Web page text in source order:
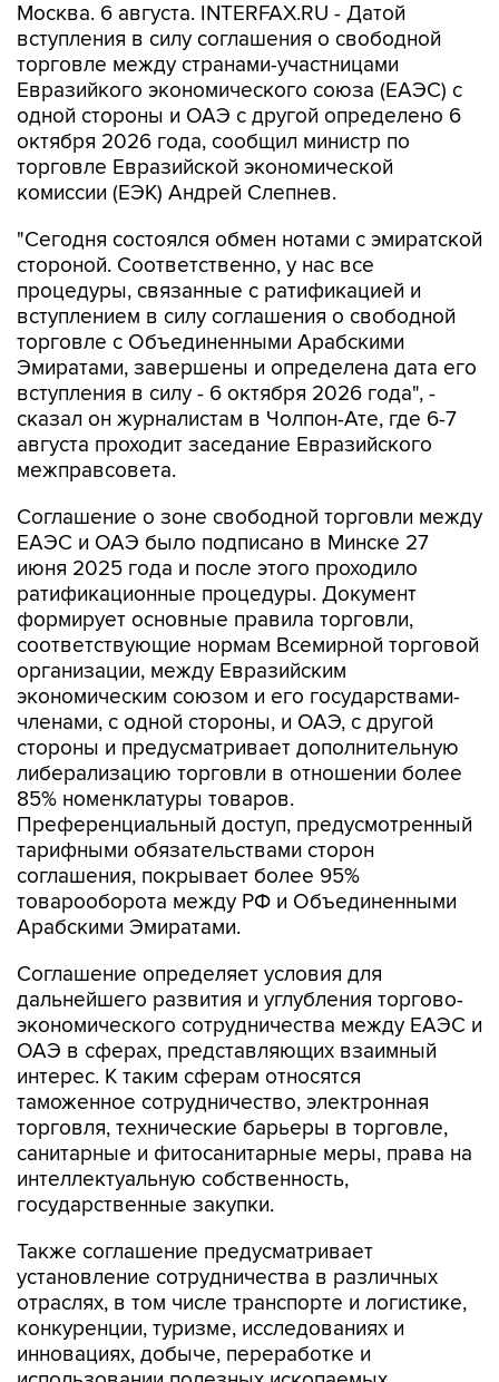
Москва. 6 августа. INTERFAX.RU - Датой
вступления в силу соглашения о свободной
торговле между странами-участницами
Евразийкого экономического союза (ЕАЭС) с
одной стороны и ОАЭ с другой определено 6
октября 2026 года, сообщил министр по
торговле Евразийской экономической
комиссии (ЕЭК) Андрей Слепнев.
"Сегодня состоялся обмен нотами с эмиратской
стороной. Соответственно, у нас все
процедуры, связанные с ратификацией и
вступлением в силу соглашения о свободной
торговле с Объединенными Арабскими
Эмиратами, завершены и определена дата его
вступления в силу - 6 октября 2026 года", -
сказал он журналистам в Чолпон-Ате, где 6-7
августа проходит заседание Евразийского
межправсовета.
Соглашение о зоне свободной торговли между
ЕАЭС и ОАЭ было подписано в Минске 27
июня 2025 года и после этого проходило
ратификационные процедуры. Документ
формирует основные правила торговли,
соответствующие нормам Всемирной торговой
организации, между Евразийским
экономическим союзом и его государствами-
членами, с одной стороны, и ОАЭ, с другой
стороны и предусматривает дополнительную
либерализацию торговли в отношении более
85% номенклатуры товаров.
Преференциальный доступ, предусмотренный
тарифными обязательствами сторон
соглашения, покрывает более 95%
товарооборота между РФ и Объединенными
Арабскими Эмиратами.
Соглашение определяет условия для
дальнейшего развития и углубления торгово-
экономического сотрудничества между ЕАЭС и
ОАЭ в сферах, представляющих взаимный
интерес. К таким сферам относятся
таможенное сотрудничество, электронная
торговля, технические барьеры в торговле,
санитарные и фитосанитарные меры, права на
интеллектуальную собственность,
государственные закупки.
Также соглашение предусматривает
установление сотрудничества в различных
отраслях, в том числе транспорте и логистике,
конкуренции, туризме, исследованиях и
инновациях, добыче, переработке и